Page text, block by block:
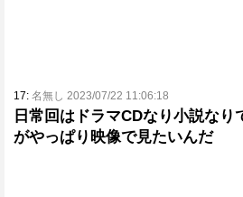
17: 名無し 2023/07/22 11:06:18
日常回はドラマCDなり小説なり
がやっぱり映像で見たいんだ